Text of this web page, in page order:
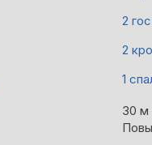
2
2
1
30 м